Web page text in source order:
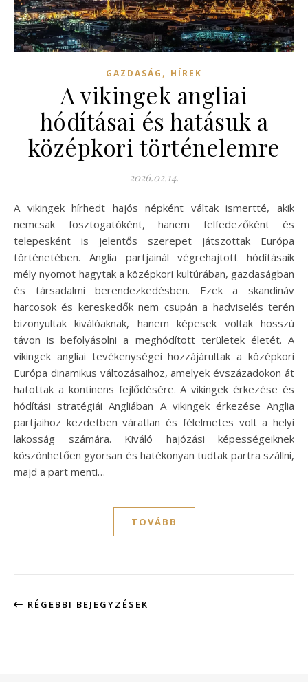
GAZDASÁG , HÍREK
A vikingek angliai
hódításai és hatásuk a
középkori történelemre
2026.02.14.
A vikingek hírhedt hajós népként váltak ismertté, akik
nemcsak fosztogatóként, hanem felfedezőként és
telepesként is jelentős szerepet játszottak Európa
történetében. Anglia partjainál végrehajtott hódításaik
mély nyomot hagytak a középkori kultúrában, gazdaságban
és társadalmi berendezkedésben. Ezek a skandináv
harcosok és kereskedők nem csupán a hadviselés terén
bizonyultak kiválóaknak, hanem képesek voltak hosszú
távon is befolyásolni a meghódított területek életét. A
vikingek angliai tevékenységei hozzájárultak a középkori
Európa dinamikus változásaihoz, amelyek évszázadokon át
hatottak a kontinens fejlődésére. A vikingek érkezése és
hódítási stratégiái Angliában A vikingek érkezése Anglia
partjaihoz kezdetben váratlan és félelmetes volt a helyi
lakosság számára. Kiváló hajózási képességeiknek
köszönhetően gyorsan és hatékonyan tudtak partra szállni,
majd a part menti…
TOVÁBB
RÉGEBBI BEJEGYZÉSEK